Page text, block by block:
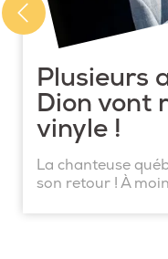
Plusieurs
Dion vont
vinyle !
La chanteuse
son retour ! À